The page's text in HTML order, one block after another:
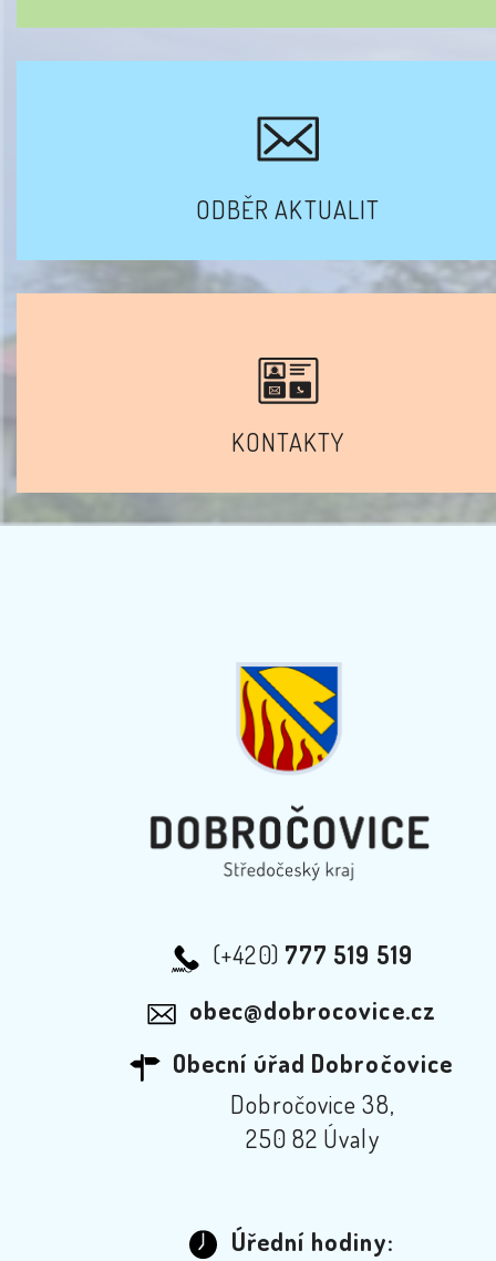
ODBĚR AKTUALIT
KONTAKTY
(+420) 777 519 519
obec@dobrocovice.cz
Obecní úřad Dobročovice
Dobročovice 38,
250 82 Úvaly
Úřední hodiny: